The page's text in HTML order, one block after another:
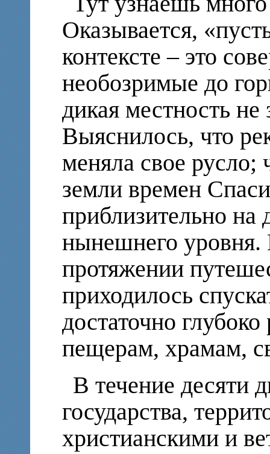
Оказывается,
контексте – это
необозримые до
дикая местность
Выяснилось, что
меняла свое русло;
земли времен
приблизительно на
нынешнего уровня.
протяжении
приходилось
достаточно
пещерам, храмам,
В течение десяти
государства,
христианскими и